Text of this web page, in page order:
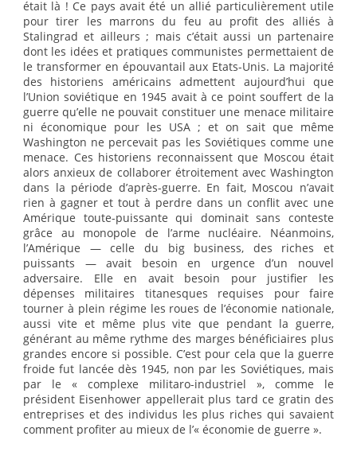
était là ! Ce pays avait été un allié particulièrement utile
pour tirer les marrons du feu au profit des alliés à
Stalingrad et ailleurs ; mais c’était aussi un partenaire
dont les idées et pratiques communistes permettaient de
le transformer en épouvantail aux Etats-Unis. La majorité
des historiens américains admettent aujourd’hui que
l’Union soviétique en 1945 avait à ce point souffert de la
guerre qu’elle ne pouvait constituer une menace militaire
ni économique pour les USA ; et on sait que même
Washington ne percevait pas les Soviétiques comme une
menace. Ces historiens reconnaissent que Moscou était
alors anxieux de collaborer étroitement avec Washington
dans la période d’après-guerre. En fait, Moscou n’avait
rien à gagner et tout à perdre dans un conflit avec une
Amérique toute-puissante qui dominait sans conteste
grâce au monopole de l’arme nucléaire. Néanmoins,
l’Amérique — celle du big business, des riches et
puissants — avait besoin en urgence d’un nouvel
adversaire. Elle en avait besoin pour justifier les
dépenses militaires titanesques requises pour faire
tourner à plein régime les roues de l’économie nationale,
aussi vite et même plus vite que pendant la guerre,
générant au même rythme des marges bénéficiaires plus
grandes encore si possible. C’est pour cela que la guerre
froide fut lancée dès 1945, non par les Soviétiques, mais
par le « complexe militaro-industriel », comme le
président Eisenhower appellerait plus tard ce gratin des
entreprises et des individus les plus riches qui savaient
comment profiter au mieux de l’« économie de guerre ».